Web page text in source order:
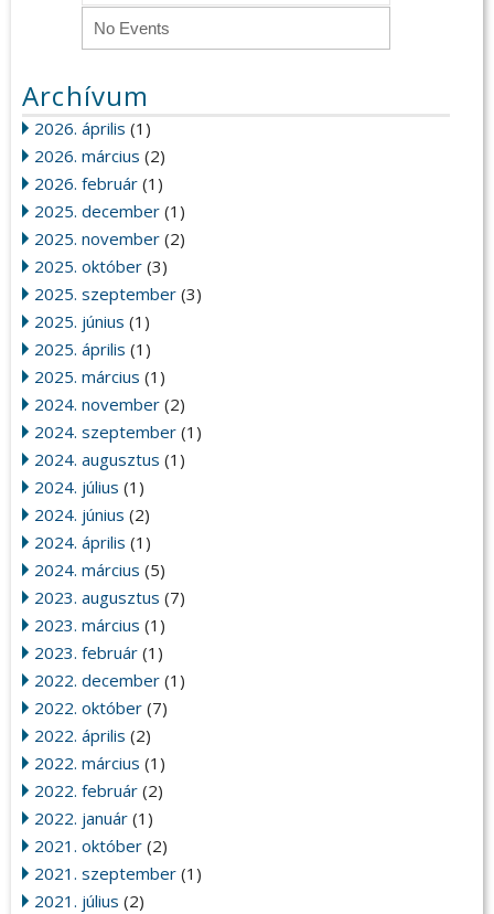
No Events
Archívum
2026. április (1)
2026. március (2)
2026. február (1)
2025. december (1)
2025. november (2)
2025. október (3)
2025. szeptember (3)
2025. június (1)
2025. április (1)
2025. március (1)
2024. november (2)
2024. szeptember (1)
2024. augusztus (1)
2024. július (1)
2024. június (2)
2024. április (1)
2024. március (5)
2023. augusztus (7)
2023. március (1)
2023. február (1)
2022. december (1)
2022. október (7)
2022. április (2)
2022. március (1)
2022. február (2)
2022. január (1)
2021. október (2)
2021. szeptember (1)
2021. július (2)